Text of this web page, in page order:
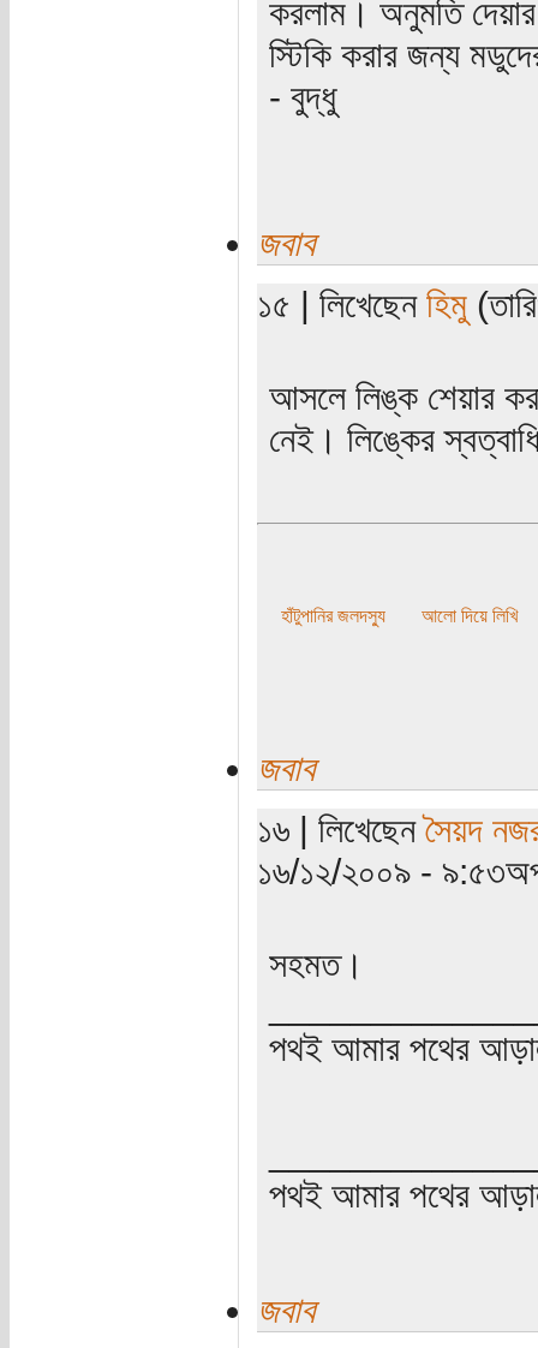
করলাম। অনুমতি
স্টিকি করার জন্য
- বুদ্ধু
জবাব
১৫ | লিখেছেন হিমু
আসলে লিঙ্ক শেয়ার
নেই। লিঙ্কের
হাঁটুপানির জলদস্যু আলো দিয়ে লিখি
জবাব
১৬ | লিখেছেনসৈয়দ
১৬/১২/২০০৯ -
সহমত।
পথই আমার পথের
পথই আমার পথের
জবাব